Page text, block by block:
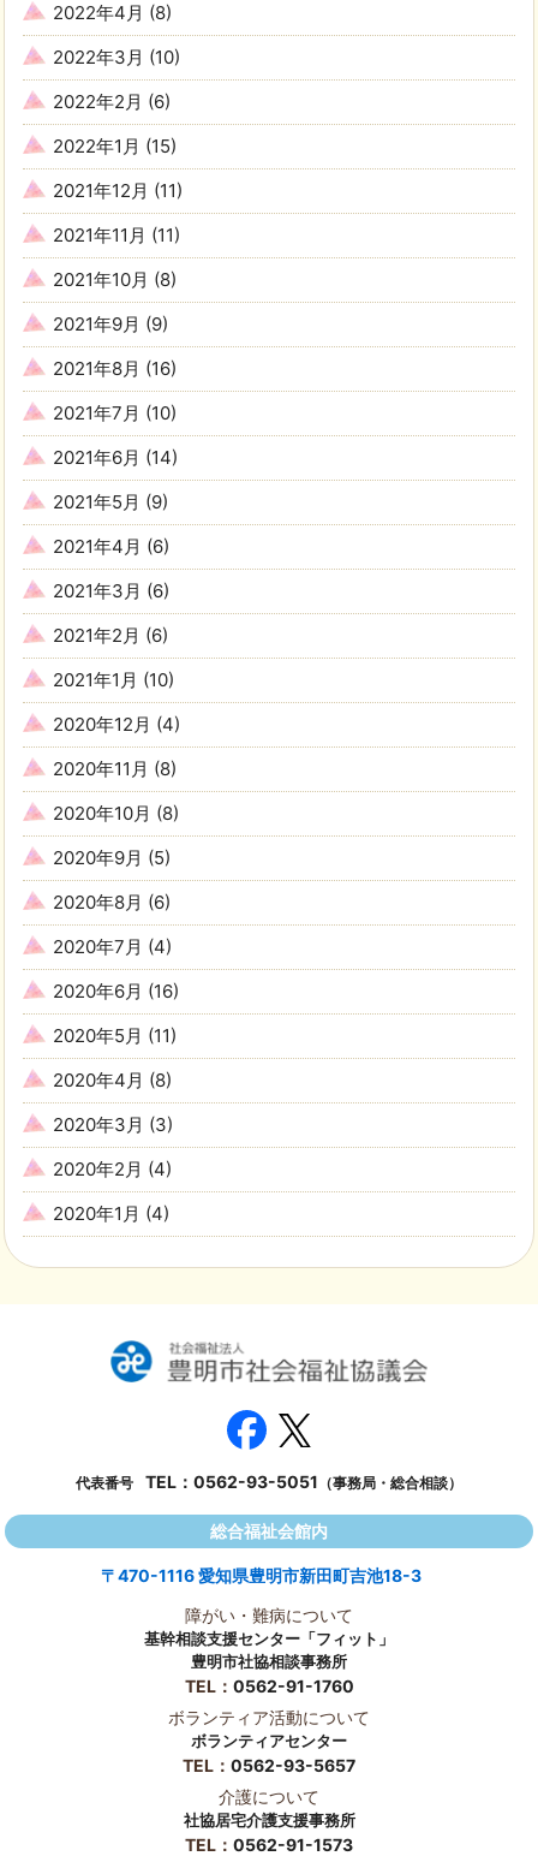
2022年4月 (8)
2022年3月 (10)
2022年2月 (6)
2022年1月 (15)
2021年12月 (11)
2021年11月 (11)
2021年10月 (8)
2021年9月 (9)
2021年8月 (16)
2021年7月 (10)
2021年6月 (14)
2021年5月 (9)
2021年4月 (6)
2021年3月 (6)
2021年2月 (6)
2021年1月 (10)
2020年12月 (4)
2020年11月 (8)
2020年10月 (8)
2020年9月 (5)
2020年8月 (6)
2020年7月 (4)
2020年6月 (16)
2020年5月 (11)
2020年4月 (8)
2020年3月 (3)
2020年2月 (4)
2020年1月 (4)
代表番号 TEL： 0562-93-5051 （事務局・総合相談）
総合福祉会館内
〒470-1116 愛知県豊明市新田町吉池18-3
障がい・難病について
基幹相談支援センター「フィット」
豊明市社協相談事務所
TEL： 0562-91-1760
ボランティア活動について
ボランティアセンター
TEL： 0562-93-5657
介護について
社協居宅介護支援事務所
TEL： 0562-91-1573